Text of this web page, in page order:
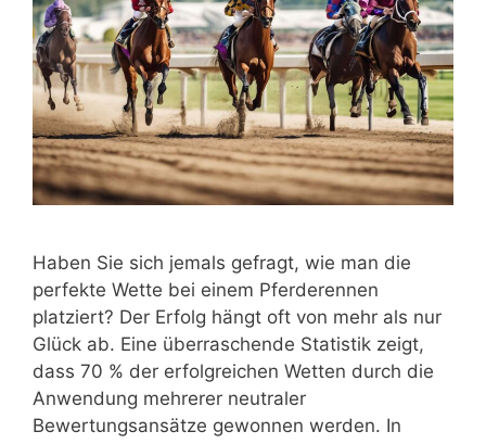
Haben Sie sich jemals gefragt, wie man die
perfekte Wette bei einem Pferderennen
platziert? Der Erfolg hängt oft von mehr als nur
Glück ab. Eine überraschende Statistik zeigt,
dass 70 % der erfolgreichen Wetten durch die
Anwendung mehrerer neutraler
Bewertungsansätze gewonnen werden. In